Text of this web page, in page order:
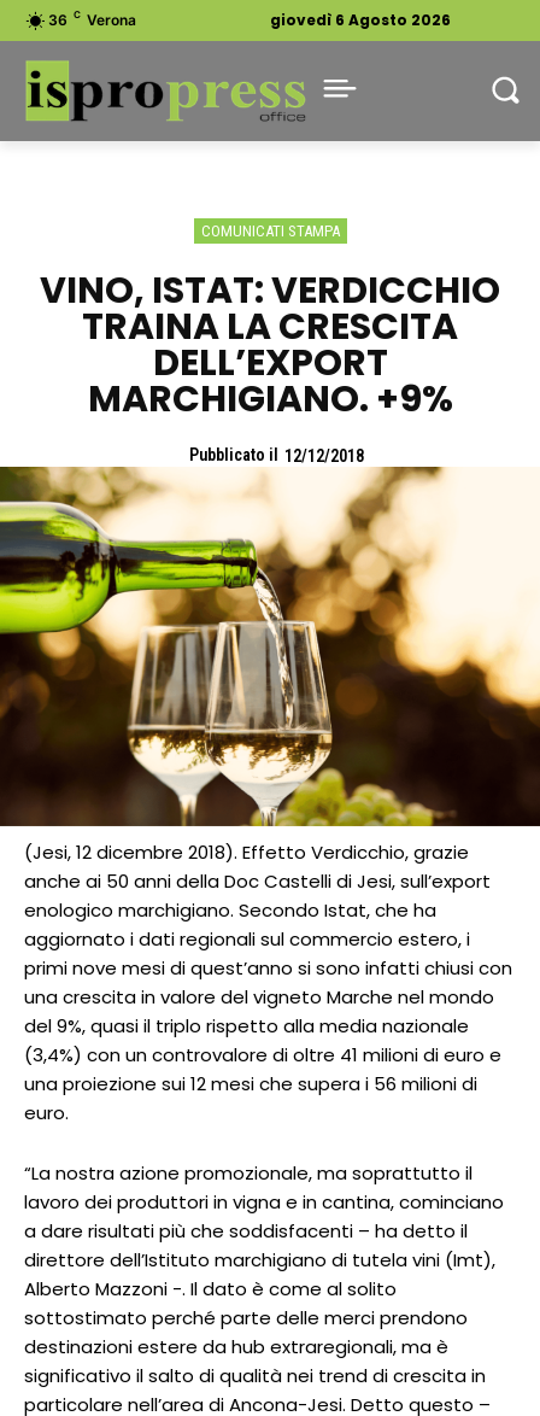
36 C Verona giovedì 6 Agosto 2026
COMUNICATI STAMPA
VINO, ISTAT: VERDICCHIO
TRAINA LA CRESCITA
DELL’EXPORT
MARCHIGIANO. +9%
Pubblicato il 12/12/2018
(Jesi, 12 dicembre 2018). Effetto Verdicchio, grazie
anche ai 50 anni della Doc Castelli di Jesi, sull’export
enologico marchigiano. Secondo Istat, che ha
aggiornato i dati regionali sul commercio estero, i
primi nove mesi di quest’anno si sono infatti chiusi con
una crescita in valore del vigneto Marche nel mondo
del 9%, quasi il triplo rispetto alla media nazionale
(3,4%) con un controvalore di oltre 41 milioni di euro e
una proiezione sui 12 mesi che supera i 56 milioni di
euro.
“La nostra azione promozionale, ma soprattutto il
lavoro dei produttori in vigna e in cantina, cominciano
a dare risultati più che soddisfacenti – ha detto il
direttore dell’Istituto marchigiano di tutela vini (Imt),
Alberto Mazzoni -. Il dato è come al solito
sottostimato perché parte delle merci prendono
destinazioni estere da hub extraregionali, ma è
significativo il salto di qualità nei trend di crescita in
particolare nell’area di Ancona-Jesi. Detto questo –